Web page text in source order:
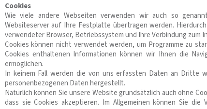
Cookies
Wie viele andere Webseiten verwenden wir auch so
Websiteserver auf Ihre Festplatte übertragen werden.
verwendeter Browser, Betriebssystem und Ihre Verbindung zum
Cookies können nicht verwendet werden, um Programme zu
Cookies enthaltenen Informationen können wir Ihnen die
ermöglichen.
In keinem Fall werden die von uns erfassten Daten an Dritte
personenbezogenen Daten hergestellt.
Natürlich können Sie unsere Website grundsätzlich auch ohne
dass sie Cookies akzeptieren. Im Allgemeinen können Sie